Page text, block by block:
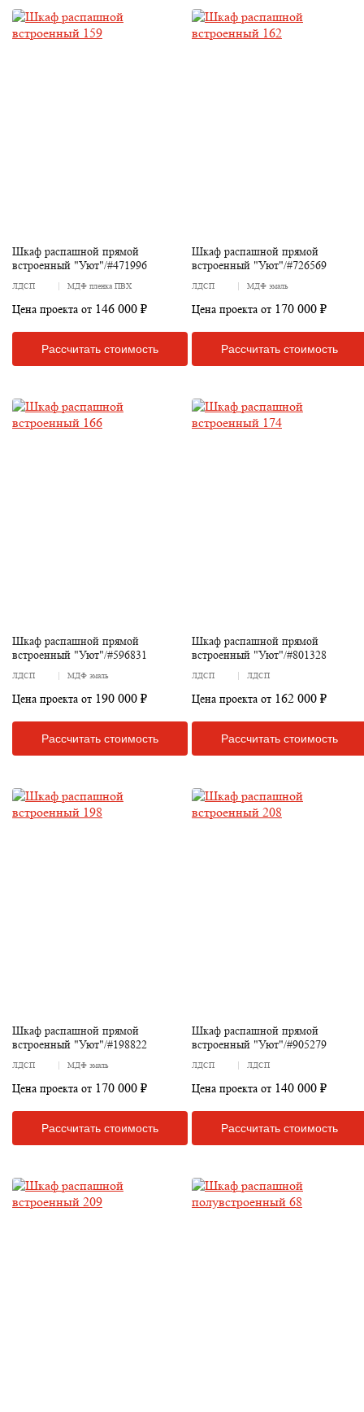
Шкаф распашной прямой
встроенный "Уют"/#471996
ЛДСП МДФ пленка ПВХ
Цена проекта от 146 000 ₽
Рассчитать стоимость
Шкаф распашной прямой
встроенный "Уют"/#726569
ЛДСП МДФ эмаль
Цена проекта от 170 000 ₽
Рассчитать стоимость
Шкаф распашной прямой
встроенный "Уют"/#596831
ЛДСП МДФ эмаль
Цена проекта от 190 000 ₽
Рассчитать стоимость
Шкаф распашной прямой
встроенный "Уют"/#801328
ЛДСП ЛДСП
Цена проекта от 162 000 ₽
Рассчитать стоимость
Шкаф распашной прямой
встроенный "Уют"/#198822
ЛДСП МДФ эмаль
Цена проекта от 170 000 ₽
Рассчитать стоимость
Шкаф распашной прямой
встроенный "Уют"/#905279
ЛДСП ЛДСП
Цена проекта от 140 000 ₽
Рассчитать стоимость